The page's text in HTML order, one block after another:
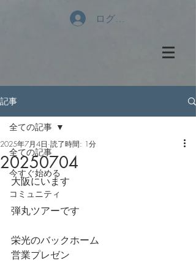
ログイン
記事
全ての記事
今すぐ始める
コミュニティ
全ての記事
20250704
2025年7月4日 読了時間: 1分
大阪にいます
弾丸ツアーです
栄光のバックホーム
営業プレゼン